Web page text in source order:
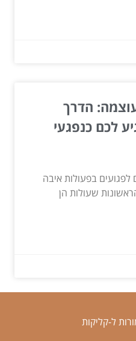
עוצמה: הדרך
לכם כנפגעי
לפגועים בפעולות איבה
שעולות הן
ל-קליקות